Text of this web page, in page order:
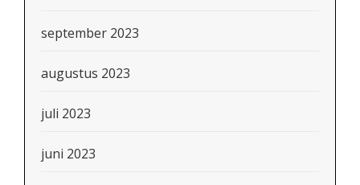
september 2023
augustus 2023
juli 2023
juni 2023